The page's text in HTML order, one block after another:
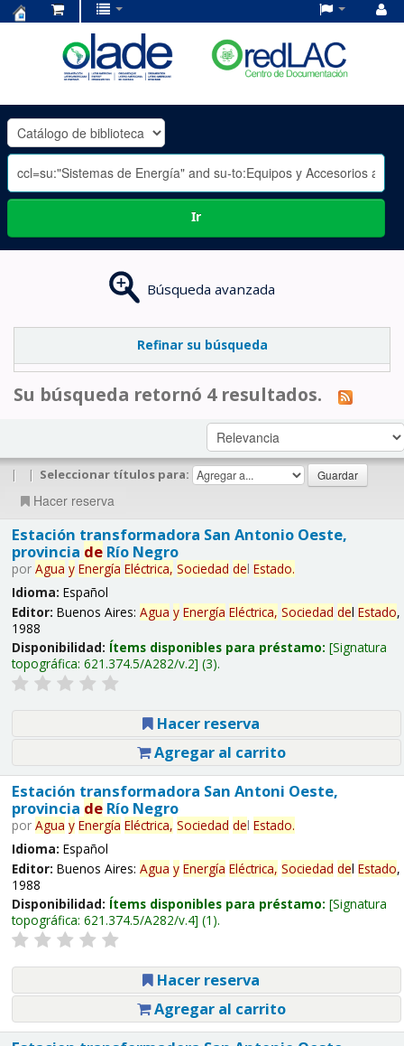
OLADE
-
Ir
Búsqueda avanzada
Refinar su búsqueda
Su búsqueda retornó 4 resultados.
| | Seleccionar títulos para:
Hacer reserva
Estación transformadora San Antonio Oeste,
provincia deRío Negro
por Agua y Energía Eléctrica, Sociedad del Estado.
Idioma: Español
Editor: Buenos Aires: Agua y Energía Eléctrica, Sociedad del Estado,
1988
Disponibilidad: Ítems disponibles para préstamo: Signatura
topográfica: 621.374.5/A282/v.2 (3).
Hacer reserva
Agregar al carrito
Estación transformadora San Antoni Oeste,
provincia deRío Negro
por Agua y Energía Eléctrica, Sociedad del Estado.
Idioma: Español
Editor: Buenos Aires: Agua y Energía Eléctrica, Sociedad del Estado,
1988
Disponibilidad: Ítems disponibles para préstamo: Signatura
topográfica: 621.374.5/A282/v.4 (1).
Hacer reserva
Agregar al carrito